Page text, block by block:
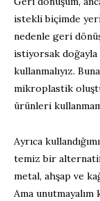
istekli biçimde
nedenle geri
istiyorsak
kullanmalıyız.
mikroplastik
ürünleri
Ayrıca
temiz bir
metal, ahşap ve
Ama